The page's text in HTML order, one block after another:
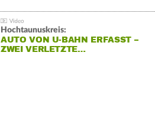
Hochtaunuskreis:
AUTO VON U-BAHN ERFASST –
ZWEI VERLETZTE…